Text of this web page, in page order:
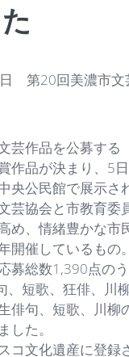
第20回美濃市文
芸作品を公募する
作品が決まり、5日
央公民館で展示さ
芸協会と市教育委
め、情緒豊かな市
開催しているもの。
募総数1,390点の
、短歌、狂俳、川
俳句、短歌、川
した。
コ文化遺産に登録